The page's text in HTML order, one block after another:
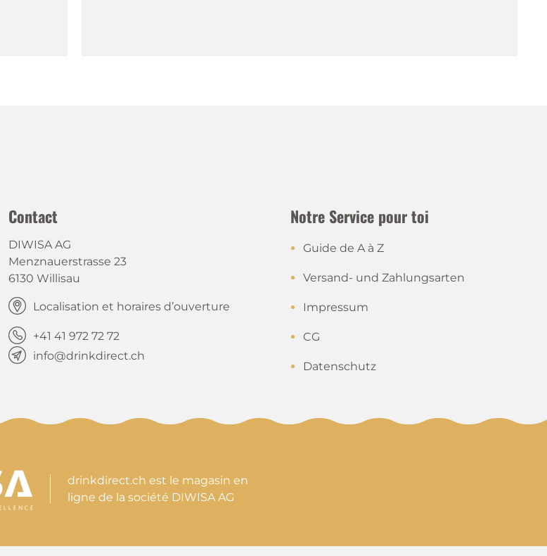
Contact
DIWISA AG
Menznauerstrasse 23
6130 Willisau
Localisation et horaires d’ouverture
+41 41 972 72 72
info@drinkdirect.ch
Notre Service pour toi
Guide de A à Z
Versand- und Zahlungsarten
Impressum
CG
Datenschutz
drinkdirect.ch est le magasin en
ligne de la société DIWISA AG